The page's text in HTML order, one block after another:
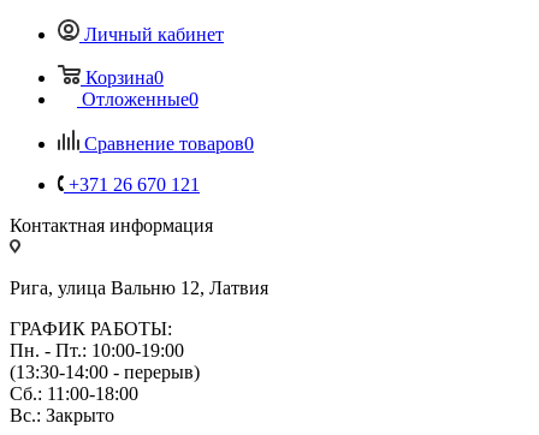
Личный кабинет
Корзина0
Отложенные0
Сравнение товаров0
+371 26 670 121
Контактная информация
Рига, улица Вальню 12, Латвия
ГРАФИК РАБОТЫ:
Пн. - Пт.: 10:00-19:00
(13:30-14:00 - перерыв)
Сб.: 11:00-18:00
Вс.: Закрыто